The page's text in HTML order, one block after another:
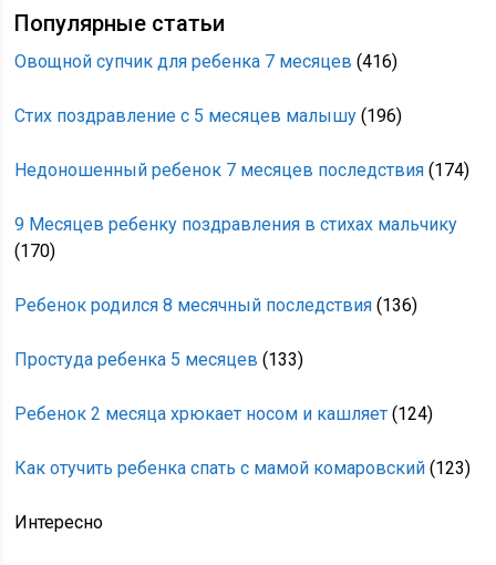
Популярные статьи
Овощной супчик для ребенка 7 месяцев (416)
Стих поздравление с 5 месяцев малышу (196)
Недоношенный ребенок 7 месяцев последствия (174)
9 Месяцев ребенку поздравления в стихах мальчику
(170)
Ребенок родился 8 месячный последствия (136)
Простуда ребенка 5 месяцев (133)
Ребенок 2 месяца хрюкает носом и кашляет (124)
Как отучить ребенка спать с мамой комаровский (123)
Интересно